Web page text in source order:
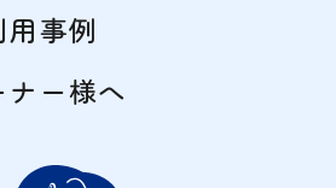
用事例
ナー様へ
ズ・料金表